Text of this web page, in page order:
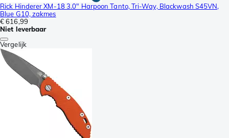
Rick Hinderer XM-18 3.0" Harpoon Tanto, Tri-Way, Blackwash S45VN,
Blue G10, zakmes
€ 616,99
Niet leverbaar
Vergelijk